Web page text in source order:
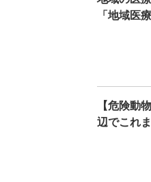
「地域医
【危険動
辺でこれ